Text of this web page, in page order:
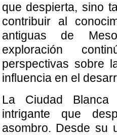
que despierta, sino
contribuir al
antiguas de
exploración
perspectivas sobre
influencia en el
La Ciudad
intrigante que
asombro. Desde su